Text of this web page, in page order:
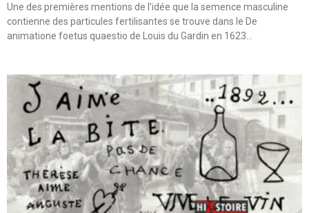
Une des premières mentions de l’idée que la semence masculine
contienne des particules fertilisantes se trouve dans le De
animatione foetus quaestio de Louis du Gardin en 1623…